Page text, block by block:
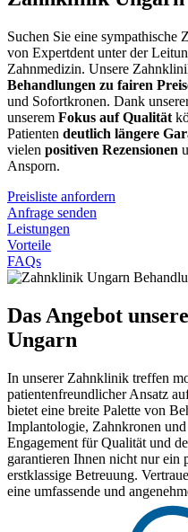
Suchen Sie eine
von Expertdent unter der
Zahnmedizin. Unsere
Behandlungen zu fairen
und Sofortkronen. Dank
unserem Fokus auf Qualität
Patienten deutlich längere
vielen positiven Rezensionen
Ansporn.
Preisliste anfordern
Anfrage senden
Leistungen
Vorteile
FAQs
Das Angebot
Ungarn
In unserer Zahnklinik treffen
patientenfreundlicher Ansatz
bietet eine breite Palette von
Implantologie, Zahnkronen
Engagement für Qualität und
garantieren Ihnen nicht nur ein
erstklassige Betreuung.
eine umfassende und